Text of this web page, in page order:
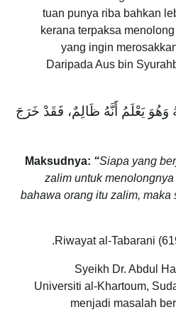
tuan punya riba bahkan
kerana terpaksa
yang ingin
Daripada Aus bin
يَعْلَمُ أَنَّهُ ظَالِمٌ، فَقَدْ خَرَجَ
Maksudnya: “Siapa yang
zalim untuk
bahawa orang itu zalim,
Riwayat al-Tabarani
.
Syeikh Dr. Abdul
Universiti al-Khartoum,
menjadi masalah